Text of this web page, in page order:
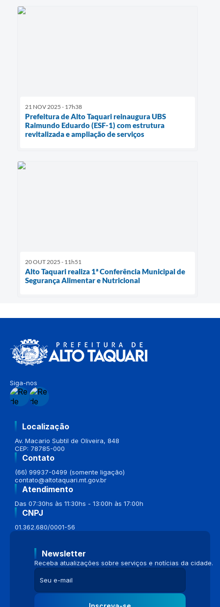
21 NOV 2025 - 17h38
Prefeitura de Alto Taquari reinaugura UBS
Raimundo Eduardo (ESF-1) com estrutura
revitalizada e ampliação de serviços
20 OUT 2025 - 11h51
Alto Taquari realiza 1ª Conferência Municipal de
Segurança Alimentar e Nutricional
Siga-nos
Localização
Av. Macario Subtil de Oliveira, 848
CEP: 78785-000
Contato
(66) 99937-0499 (somente ligação)
contato@altotaquari.mt.gov.br
Atendimento
Das 07:30hs às 11:30hs - 13:00h às 17:00h
CNPJ
01.362.680/0001-56
Newsletter
Receba atualizações sobre serviços e notícias da cidade.